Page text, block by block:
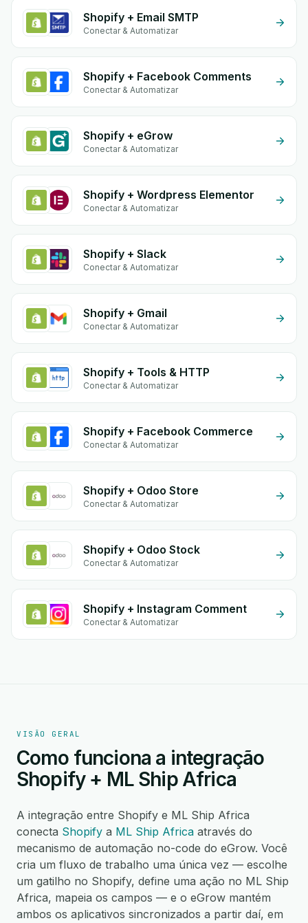
Shopify + Email SMTP
Conectar & Automatizar
Shopify + Facebook Comments
Conectar & Automatizar
Shopify + eGrow
Conectar & Automatizar
Shopify + Wordpress Elementor
Conectar & Automatizar
Shopify + Slack
Conectar & Automatizar
Shopify + Gmail
Conectar & Automatizar
Shopify + Tools & HTTP
Conectar & Automatizar
Shopify + Facebook Commerce
Conectar & Automatizar
Shopify + Odoo Store
Conectar & Automatizar
Shopify + Odoo Stock
Conectar & Automatizar
Shopify + Instagram Comment
Conectar & Automatizar
VISÃO GERAL
Como funciona a integração
Shopify + ML Ship Africa
A integração entre Shopify e ML Ship Africa
conecta Shopify a ML Ship Africa através do
mecanismo de automação no-code do eGrow. Você
cria um fluxo de trabalho uma única vez — escolhe
um gatilho no Shopify, define uma ação no ML Ship
Africa, mapeia os campos — e o eGrow mantém
ambos os aplicativos sincronizados a partir daí, em